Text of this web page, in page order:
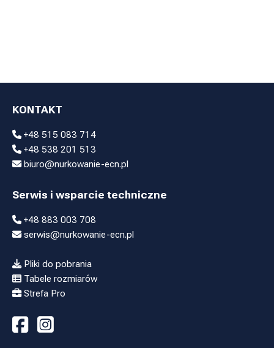
KONTAKT
+48 515 083 714
+48 538 201 513
biuro@nurkowanie-ecn.pl
Serwis i wsparcie techniczne
+48 883 003 708
serwis@nurkowanie-ecn.pl
Pliki do pobrania
Tabele rozmiarów
Strefa Pro